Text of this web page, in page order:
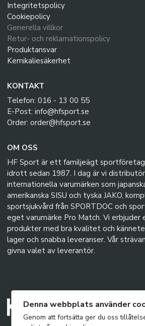
Integritetspolicy
Cookiepolicy
Generella villkor
Retur- och reklamationspolicy
Produktansvar
Kemikaliesäkerhet
KONTAKT
Telefon: 016 - 13 00 55
E-Post: info@hfsport.se
Order: order@hfsport.se
OM OSS
HF Sport är ett familjeägt
idrott sedan 1987. I dag är vi
internationella varumärken som
amerikanska SISU och tyska JAKO,
sportsjukvård från SPORTDOC och
eget varumärke Pro Match. Vi
produkter med bra kvalitet och
lager och snabba leveranser. Vår
givna valet av leverantör.
Denna webbplats använder
Genom att fortsätta ger du oss